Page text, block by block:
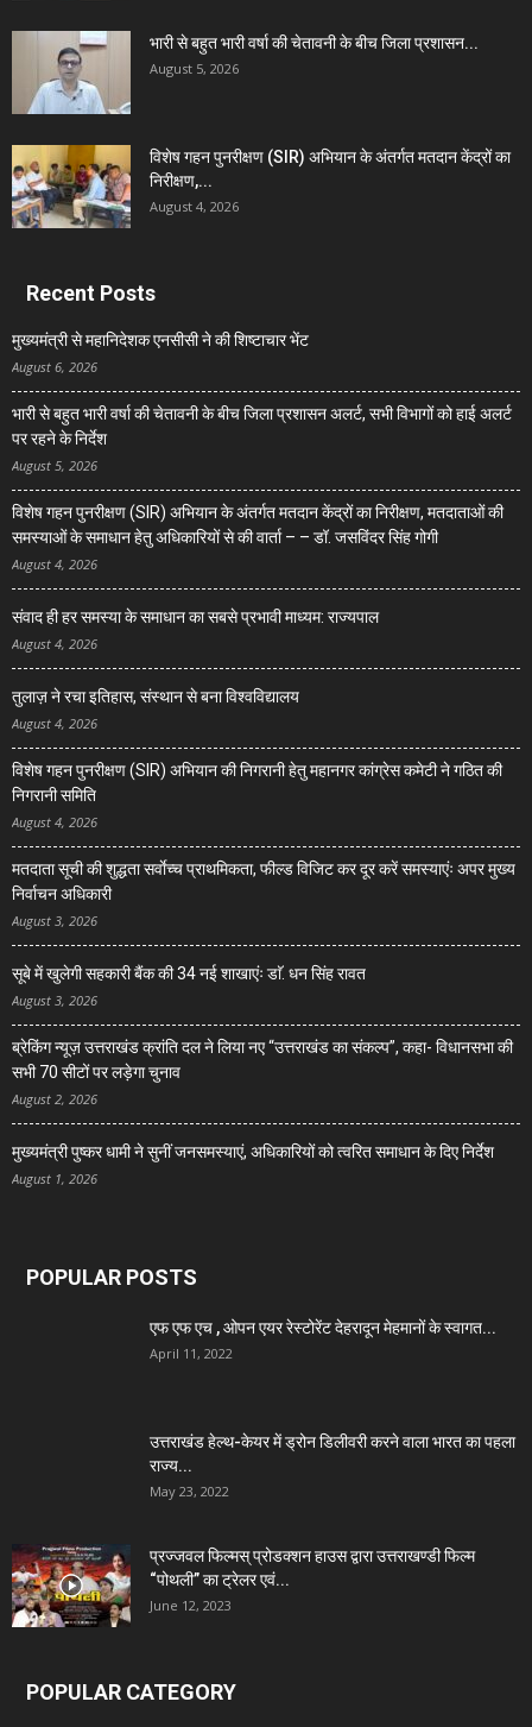
भारी से बहुत भारी वर्षा की चेतावनी के बीच जिला प्रशासन...
August 5, 2026
विशेष गहन पुनरीक्षण (SIR) अभियान के अंतर्गत मतदान केंद्रों का
निरीक्षण,...
August 4, 2026
Recent Posts
मुख्यमंत्री से महानिदेशक एनसीसी ने की शिष्टाचार भेंट
August 6, 2026
भारी से बहुत भारी वर्षा की चेतावनी के बीच जिला प्रशासन अलर्ट, सभी विभागों को हाई अलर्ट
पर रहने के निर्देश
August 5, 2026
विशेष गहन पुनरीक्षण (SIR) अभियान के अंतर्गत मतदान केंद्रों का निरीक्षण, मतदाताओं की
समस्याओं के समाधान हेतु अधिकारियों से की वार्ता – – डॉ. जसविंदर सिंह गोगी
August 4, 2026
संवाद ही हर समस्या के समाधान का सबसे प्रभावी माध्यम: राज्यपाल
August 4, 2026
तुलाज़ ने रचा इतिहास, संस्थान से बना विश्वविद्यालय
August 4, 2026
विशेष गहन पुनरीक्षण (SIR) अभियान की निगरानी हेतु महानगर कांग्रेस कमेटी ने गठित की
निगरानी समिति
August 4, 2026
मतदाता सूची की शुद्धता सर्वाेच्च प्राथमिकता, फील्ड विजिट कर दूर करें समस्याएंः अपर मुख्य
निर्वाचन अधिकारी
August 3, 2026
सूबे में खुलेगी सहकारी बैंक की 34 नई शाखाएंः डाॅ. धन सिंह रावत
August 3, 2026
ब्रेकिंग न्यूज़ उत्तराखंड क्रांति दल ने लिया नए “उत्तराखंड का संकल्प”, कहा- विधानसभा की
सभी 70 सीटों पर लड़ेगा चुनाव
August 2, 2026
मुख्यमंत्री पुष्कर धामी ने सुनीं जनसमस्याएं, अधिकारियों को त्वरित समाधान के दिए निर्देश
August 1, 2026
POPULAR POSTS
एफ एफ एच , ओपन एयर रेस्टोरेंट देहरादून मेहमानों के स्वागत...
April 11, 2022
उत्तराखंड हेल्थ-केयर में ड्रोन डिलीवरी करने वाला भारत का पहला
राज्य...
May 23, 2022
प्रज्जवल फिल्मस् प्रोडक्शन हाउस द्वारा उत्तराखण्डी फिल्म
“पोथली” का ट्रेलर एवं...
June 12, 2023
POPULAR CATEGORY